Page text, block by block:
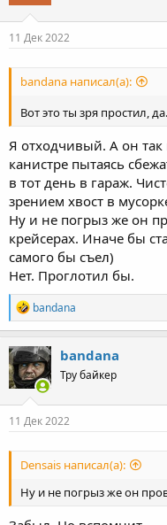
11 Дек 2022
bandana написал(а):
Вот это ты зря простил,
Я отходчивый. А он
канистре пытаясь
в тот день в гараж.
зрением хвост в
Ну и не погрыз же он
крейсерах. Иначе бы
самого бы съел)
Нет. Проглотил бы.
R
e
a
c
t
i
o
n
s
bandana
bandana
Тру байкер
11 Дек 2022
Densais написал(а):
Ну и не погрыз же он